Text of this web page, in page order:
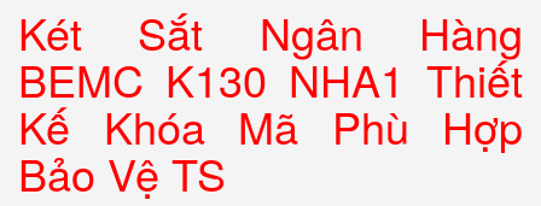
Két Sắt Ngân Hàng
BEMC K130 NHA1 Thiết
Kế Khóa Mã Phù Hợp
Bảo Vệ TS